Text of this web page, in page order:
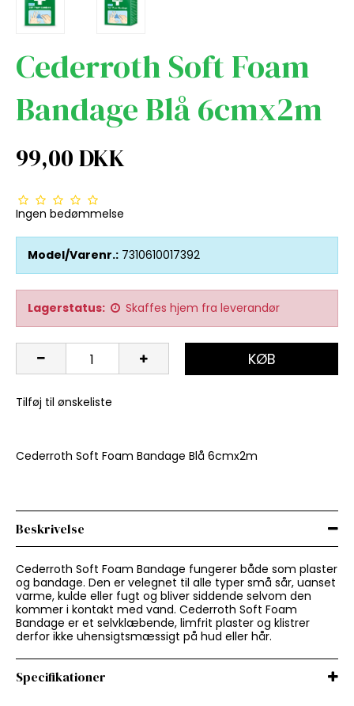
Cederroth Soft Foam
Bandage Blå 6cmx2m
99,00 DKK
Ingen bedømmelse
Model/Varenr.: 7310610017392
Lagerstatus: Skaffes hjem fra leverandør
KØB
Tilføj til ønskeliste
Cederroth Soft Foam Bandage Blå 6cmx2m
Beskrivelse
Cederroth Soft Foam Bandage fungerer både som plaster
og bandage. Den er velegnet til alle typer små sår, uanset
varme, kulde eller fugt og bliver siddende selvom den
kommer i kontakt med vand. Cederroth Soft Foam
Bandage er et selvklæbende, limfrit plaster og klistrer
derfor ikke uhensigtsmæssigt på hud eller hår.
Specifikationer